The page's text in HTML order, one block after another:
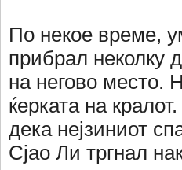
По некое време,
прибрал неколку
на негово место.
ќерката на
дека нејзиниот
Сјао Ли тргнал